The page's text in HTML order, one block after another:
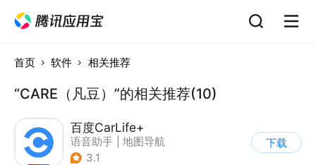
首页 软件 相关推荐
“CARE（凡豆）”的相关推荐(10)
百度CarLife+
语音助手
地图导航
3.1
下载